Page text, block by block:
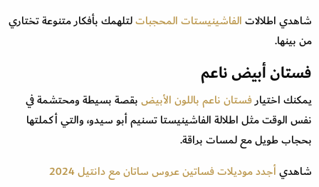
شاهدي اطلالاتالفاشينيستات المحجباتلتلهمك بأفكار متنوعة تختاري
من بينها.
فستان أبيض ناعم
يمكنك اختيارفستان ناعم باللون الأبيضبقصة بسيطة ومحتشمة في
نفس الوقت مثل اطلالة الفاشينيستا تسنيم أبو سيدو، والتي أكملتها
بحجاب طويل مع لمسات براقة.
شاهديأجدد موديلات فساتين عروس ساتان مع دانتيل 2024